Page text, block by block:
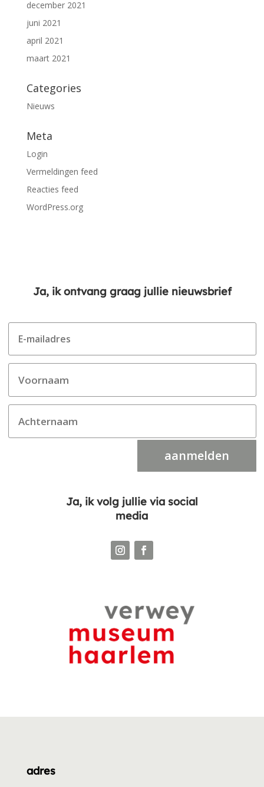
december 2021
juni 2021
april 2021
maart 2021
Categories
Nieuws
Meta
Login
Vermeldingen feed
Reacties feed
WordPress.org
Ja, ik ontvang graag jullie nieuwsbrief
aanmelden
Ja, ik volg jullie via social
media
adres